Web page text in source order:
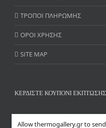
Allow thermogallery.gr to
ΤΡΟΠΟΙ ΠΛΗΡΩΜΗΣ
ΟΡΟΙ ΧΡΗΣΗΣ
SITE MAP
ΚΕΡΔΙΣΤΕ ΚΟΥΠΟΝΙ ΕΚΠΤΩΣΗΣ